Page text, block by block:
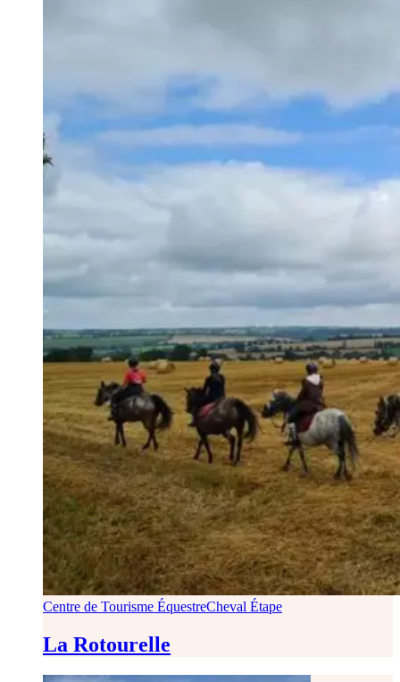
Centre de Tourisme ÉquestreCheval Étape
La Rotourelle